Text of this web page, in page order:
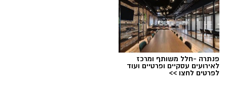
הלב שלנו אולי נשבר לפעמים, אבל אנחנו לא
חייבים להישבר יחד איתו.
מערכת האתר / 09:04 23.07.26
תגים:טד
פנתרה -חלל משותף ומרכז
לאירועים עסקיים ופרטיים ועוד
לפרטים לחצו >>